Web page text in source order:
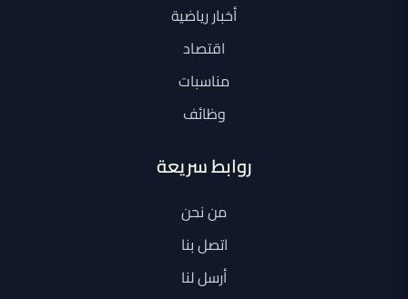
أخبار رياضية
اقتصاد
مناسبات
وظائف
روابط سريعة
من نحن
اتصل بنا
أرسل لنا